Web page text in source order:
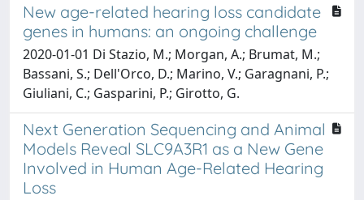
New age-related hearing loss candidate
genes in humans: an ongoing challenge
2020-01-01 Di Stazio, M.; Morgan, A.; Brumat, M.;
Bassani, S.; Dell'Orco, D.; Marino, V.; Garagnani, P.;
Giuliani, C.; Gasparini, P.; Girotto, G.
Next Generation Sequencing and Animal
Models Reveal SLC9A3R1 as a New Gene
Involved in Human Age-Related Hearing
Loss